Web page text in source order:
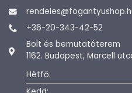
+36-20-343-42-52
Bolt és bemutatóterem
1162. Budapest, Marcell
Hétfő: